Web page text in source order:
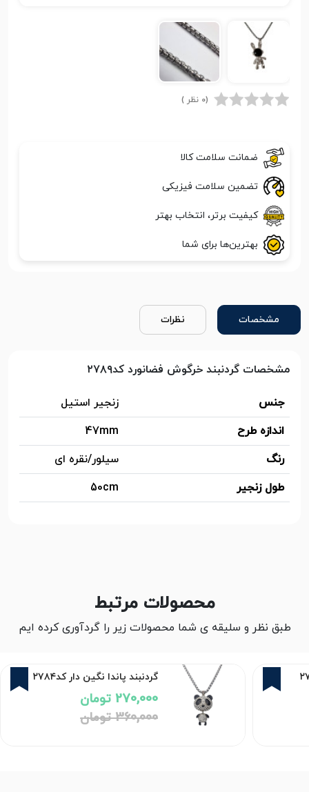
(0 نظر )
ضمانت سلامت کالا
تضمین سلامت فیزیکی
کیفیت برتر، انتخاب بهتر
بهترین‌ها برای شما
مشخصات نظرات
مشخصات گردنبند خرگوش فضانورد کد۲۷۸۹
جنس
زنجیر استیل
اندازه طرح
47mm
رنگ
سیلور/نقره ای
طول زنجیر
50cm
محصولات مرتبط
طبق نظر و سلیقه ی شما محصولات زیر را گردآوری کرده ایم
گردنبند پاندا نگین دار کد۲۷۸۴
270,000 تومان
360,000 تومان